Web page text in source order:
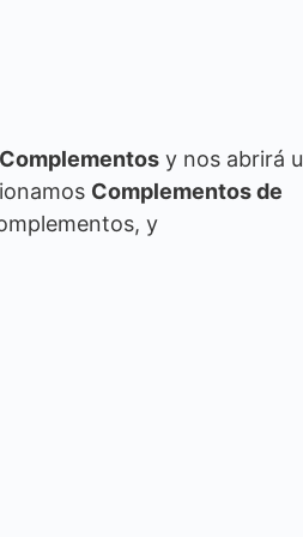
Complementos y nos abrirá
Complementos de
y